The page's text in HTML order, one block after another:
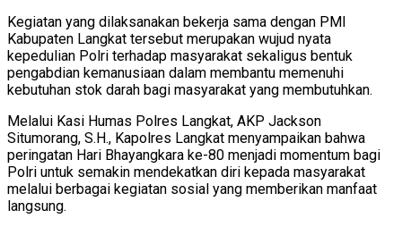
Kegiatan yang dilaksanakan bekerja sama dengan PMI
Kabupaten Langkat tersebut merupakan wujud nyata
kepedulian Polri terhadap masyarakat sekaligus bentuk
pengabdian kemanusiaan dalam membantu memenuhi
kebutuhan stok darah bagi masyarakat yang membutuhkan.
Melalui Kasi Humas Polres Langkat, AKP Jackson
Situmorang, S.H., Kapolres Langkat menyampaikan bahwa
peringatan Hari Bhayangkara ke-80 menjadi momentum bagi
Polri untuk semakin mendekatkan diri kepada masyarakat
melalui berbagai kegiatan sosial yang memberikan manfaat
langsung.